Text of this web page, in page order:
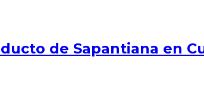
de Sapantiana en